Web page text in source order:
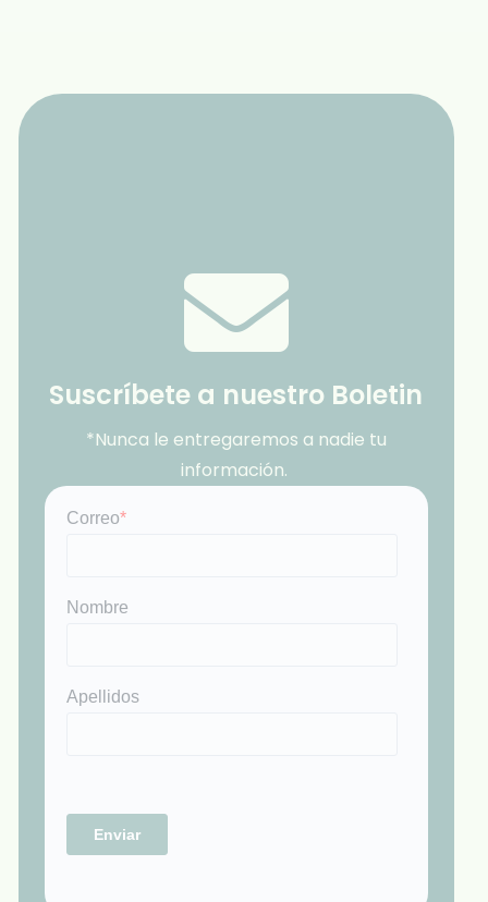
Suscríbete a nuestro Boletin
*Nunca le entregaremos a nadie tu
información.